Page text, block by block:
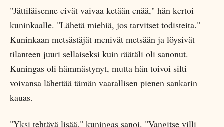
"Jättiläisenne eivät vaivaa ketään enää," hän kertoi
kuninkaalle. "Lähetä miehiä, jos tarvitset todisteita."
Kuninkaan metsästäjät menivät metsään ja löysivät
tilanteen juuri sellaiseksi kuin räätäli oli sanonut.
Kuningas oli hämmästynyt, mutta hän toivoi silti
voivansa lähettää tämän vaarallisen pienen sankarin
kauas.
"Yksi tehtävä lisää," kuningas sanoi. "Vangitse villi